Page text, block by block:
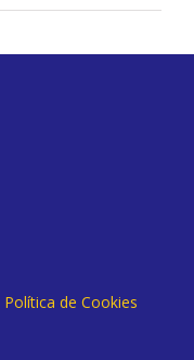
Política de Cookies